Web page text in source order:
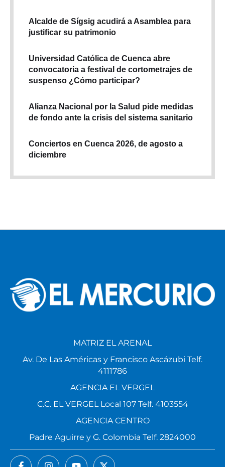
Alcalde de Sígsig acudirá a Asamblea para
justificar su patrimonio
Universidad Católica de Cuenca abre
convocatoria a festival de cortometrajes de
suspenso ¿Cómo participar?
Alianza Nacional por la Salud pide medidas
de fondo ante la crisis del sistema sanitario
Conciertos en Cuenca 2026, de agosto a
diciembre
MATRIZ EL ARENAL
Av. De Las Américas y Francisco Ascázubi Telf.
4111786
AGENCIA EL VERGEL
C.C. EL VERGEL Local 107 Telf. 4103554
AGENCIA CENTRO
Padre Aguirre y G. Colombia Telf. 2824000